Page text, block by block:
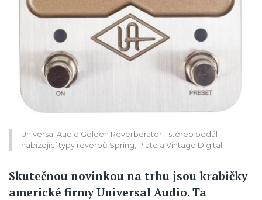
Universal Audio Golden Reverberator - stereo pedál
nabízející typy reverbů Spring, Plate a Vintage Digital
Skutečnou novinkou na trhu jsou krabičky
americké firmy Universal Audio. Ta